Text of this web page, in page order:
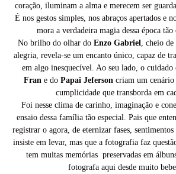
coração, iluminam a alma e merecem ser
É nos gestos simples, nos abraços apertados e
mora a verdadeira magia dessa época tão
No brilho do olhar do Enzo Gabriel, cheio de
alegria, revela-se um encanto único, capaz de
em algo inesquecível. Ao seu lado, o cuidado
Frane do Papai Jefersoncriam um cenário
cumplicidade que transborda em
Foi nesse clima de carinho, imaginação e
ensaio dessa família tão especial. Pais que
registrar o agora, de eternizar fases,
insiste em levar, mas que a fotografia faz
tem muitas memórias preservadas em
fotografa aqui desde muito